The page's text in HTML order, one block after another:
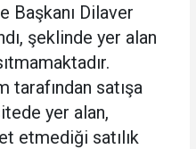
Başkanı Dilaver
şeklinde yer alan
tarafından satışa
yer alan,
etmediği satılık